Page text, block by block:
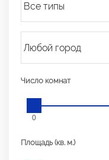
Число комнат
0
Площадь (кв. м.)